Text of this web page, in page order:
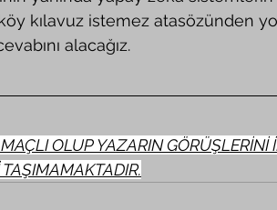
kılavuz istemez atasözünden
alacağız.
OLUP YAZARIN GÖRÜŞLERİNİ